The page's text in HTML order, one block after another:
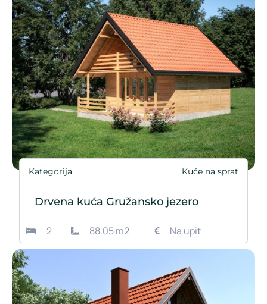
Kategorija Kuće na sprat
Drvena kuća Gružansko jezero
2 88.05 m2 Na upit